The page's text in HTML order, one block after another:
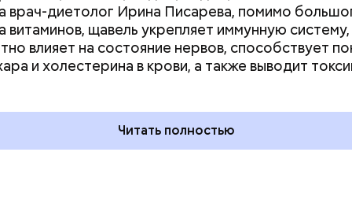
на качелях и
какие
в России
День арбуза и День поцелуев
с зеркалом: какие праздники
августа
врач-диетолог Ирина Писарева, помимо
витаминов, щавель укрепляет иммунную систему,
влияет на состояние нервов, способствует
и холестерина в крови, а также выводит
Читать полностью